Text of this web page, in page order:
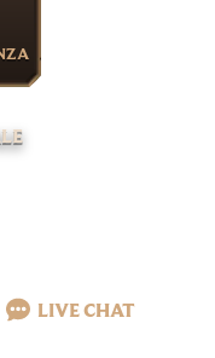
LIVE CHAT